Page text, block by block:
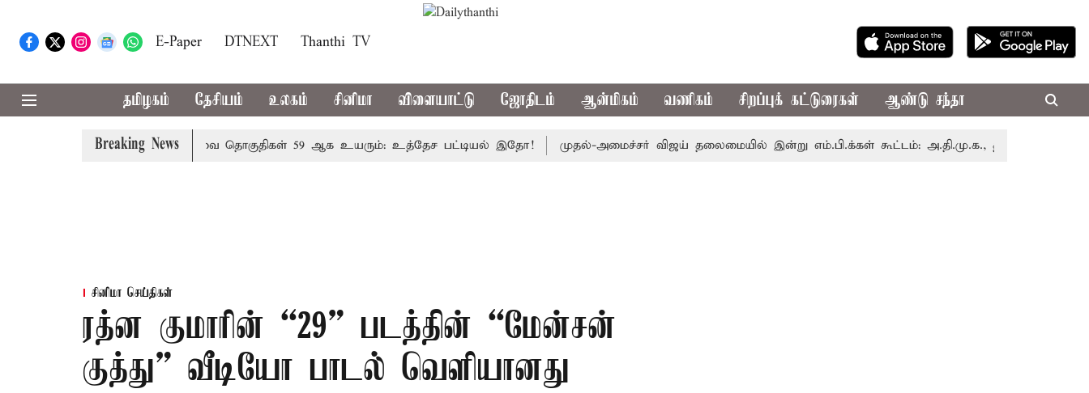
E-Paper DTNEXT Thanthi TV
தமிழகம் தேசியம் உலகம் சினிமா விளையாட்டு ஜோதிடம் ஆன்மிகம் வணிகம் சிறப்புக் கட்டுரைகள் ஆண்டு சந்தா
Breaking News
நடந்தால் தமிழக மக்களவை தொகுதிகள் 59 ஆக உயரும்: உத்தேச பட்டியல் இதோ! முதல்-அமைச்சர் விஜய் தலைமையில் இன்று எம்.பி.க்கள் கூட்டம்: அ.தி.மு.க., தி.மு.க. உள்ளிட்ட
சினிமா செய்திகள்
ரத்ன குமாரின் “29” படத்தின் “மேன்சன்
குத்து” வீடியோ பாடல் வெளியானது